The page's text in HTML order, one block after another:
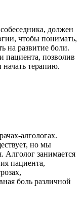
должен
чтобы понимать,
на развитие боли.
пациента, позволив
терапию.
алгологах.
но мы
Алголог занимается
пациента,
боль различной